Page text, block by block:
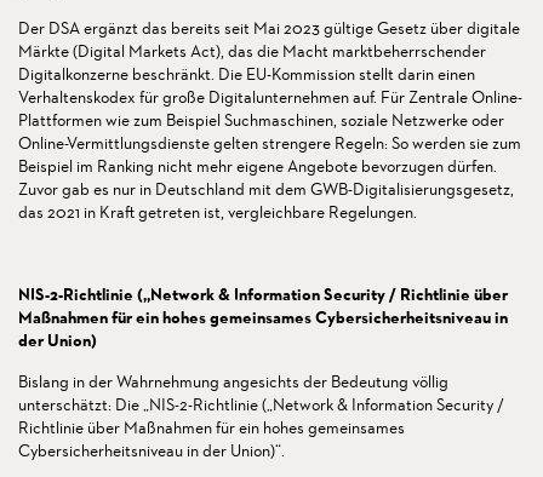
Der DSA ergänzt das bereits seit Mai 2023 gültige Gesetz über digitale
Märkte (Digital Markets Act), das die Macht marktbeherrschender
Digitalkonzerne beschränkt. Die EU-Kommission stellt darin einen
Verhaltenskodex für große Digitalunternehmen auf. Für Zentrale Online-
Plattformen wie zum Beispiel Suchmaschinen, soziale Netzwerke oder
Online-Vermittlungsdienste gelten strengere Regeln: So werden sie zum
Beispiel im Ranking nicht mehr eigene Angebote bevorzugen dürfen.
Zuvor gab es nur in Deutschland mit dem GWB-Digitalisierungsgesetz,
das 2021 in Kraft getreten ist, vergleichbare Regelungen.
NIS-2-Richtlinie („Network & Information Security / Richtlinie über
Maßnahmen für ein hohes gemeinsames Cybersicherheitsniveau in
der Union)
Bislang in der Wahrnehmung angesichts der Bedeutung völlig
unterschätzt: Die „NIS-2-Richtlinie („Network & Information Security /
Richtlinie über Maßnahmen für ein hohes gemeinsames
Cybersicherheitsniveau in der Union)“.